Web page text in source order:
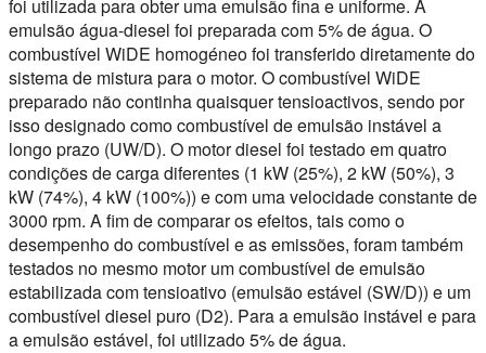
foi utilizada para obter uma emulsão fina e uniforme. A
emulsão água-diesel foi preparada com 5% de água. O
combustível WiDE homogéneo foi transferido diretamente do
sistema de mistura para o motor. O combustível WiDE
preparado não continha quaisquer tensioactivos, sendo por
isso designado como combustível de emulsão instável a
longo prazo (UW/D). O motor diesel foi testado em quatro
condições de carga diferentes (1 kW (25%), 2 kW (50%), 3
kW (74%), 4 kW (100%)) e com uma velocidade constante de
3000 rpm. A fim de comparar os efeitos, tais como o
desempenho do combustível e as emissões, foram também
testados no mesmo motor um combustível de emulsão
estabilizada com tensioativo (emulsão estável (SW/D)) e um
combustível diesel puro (D2). Para a emulsão instável e para
a emulsão estável, foi utilizado 5% de água.